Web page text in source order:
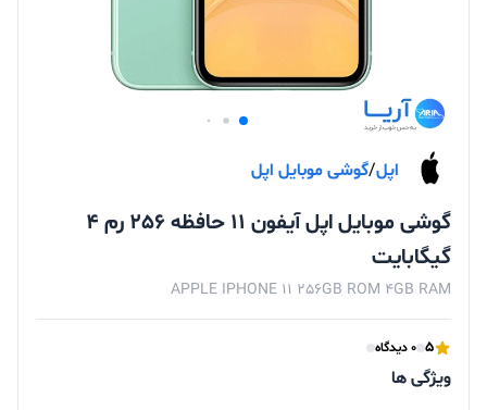
اپل/گوشی موبایل اپل
گوشی موبایل اپل آیفون 11 حافظه 256 رم 4
گیگابایت
APPLE IPHONE 11 256GB ROM 4GB RAM
5 0 دیدگاه
ویژگی ها